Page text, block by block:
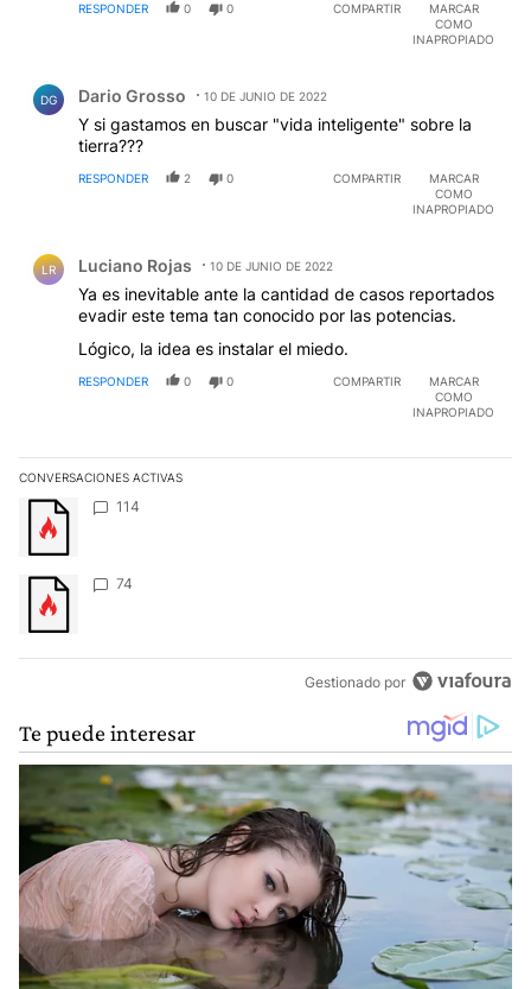
complejo. Aunque, si es cierto que hay algo en los
RESPONDER 0 0 COMPARTIR
MARCAR
COMO
INAPROPIADO
DG Dario Grosso 10 DE JUNIO DE 2022
Y si gastamos en buscar "vida inteligente" sobre la
tierra???
RESPONDER 2 0 COMPARTIR
MARCAR
COMO
INAPROPIADO
LR Luciano Rojas 10 DE JUNIO DE 2022
Ya es inevitable ante la cantidad de casos reportados
evadir este tema tan conocido por las potencias.
Lógico, la idea es instalar el miedo.
RESPONDER 0 0 COMPARTIR
MARCAR
COMO
INAPROPIADO
CONVERSACIONES ACTIVAS
Este listado muestra los artículos con más comentarios en los
Un artículo de tendencia con el título "" con 114 comentarios.
114
Un artículo de tendencia con el título "" con 74 comentarios.
74
Gestionado por